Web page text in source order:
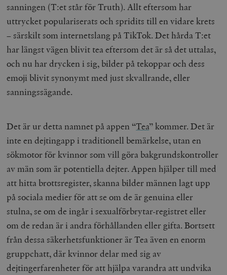
sanningen (T:et står för Truth). Allt eftersom har
uttrycket populariserats och spridits till en vidare krets
– särskilt som internetslang på TikTok. Det hårda T:et
har längst vägen blivit tea eftersom det är så det uttalas,
och nu har drycken i sig, bilder på tekoppar och dess
emoji blivit synonymt med just skvallrande, eller
sanningssägande.
Det är ur detta namnet på appen “Tea” kommer. Det är
inte en dejtingapp i traditionell bemärkelse, utan en
sökmotor för kvinnor som vill göra bakgrundskontroller
av män som är potentiella dejter. Appen hjälper till med
att hitta brottsregister, skanna bilder männen lagt upp
på sociala medier för att se om de är genuina eller
stulna, se om de ingår i sexualförbrytar-registret eller
om de redan är i andra förhållanden eller gifta. Bortsett
från dessa säkerhetsfunktioner är Tea även en enorm
gruppchatt, där kvinnor delar med sig av
dejtingerfarenheter för att hjälpa varandra att undvika